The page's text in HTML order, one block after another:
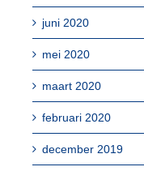
juni 2020
mei 2020
maart 2020
februari 2020
december 2019